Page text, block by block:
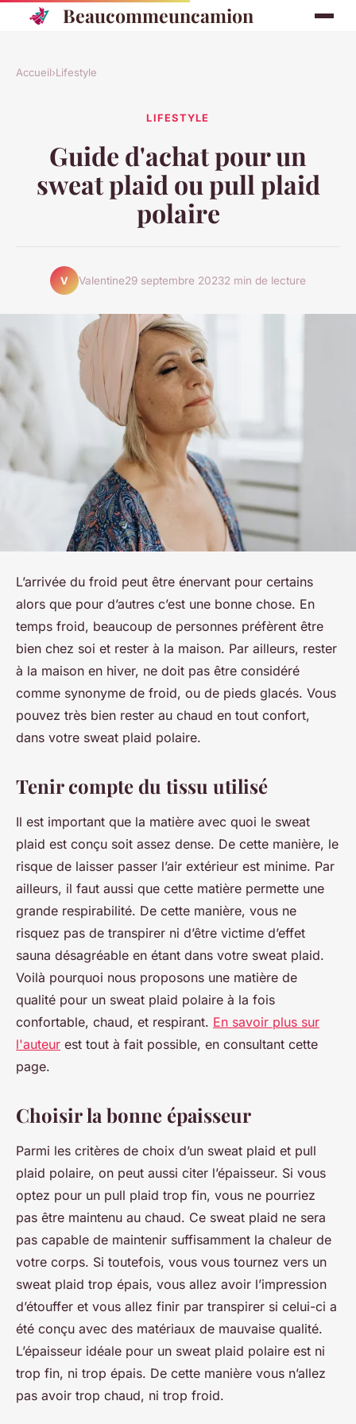
Beaucommeuncamion
Accueil›Lifestyle
LIFESTYLE
Guide d'achat pour un
sweat plaid ou pull plaid
polaire
V Valentine29 septembre 20232 min de lecture
L’arrivée du froid peut être énervant pour certains
alors que pour d’autres c’est une bonne chose. En
temps froid, beaucoup de personnes préfèrent être
bien chez soi et rester à la maison. Par ailleurs, rester
à la maison en hiver, ne doit pas être considéré
comme synonyme de froid, ou de pieds glacés. Vous
pouvez très bien rester au chaud en tout confort,
dans votre sweat plaid polaire.
Tenir compte du tissu utilisé
Il est important que la matière avec quoi le sweat
plaid est conçu soit assez dense. De cette manière, le
risque de laisser passer l’air extérieur est minime. Par
ailleurs, il faut aussi que cette matière permette une
grande respirabilité. De cette manière, vous ne
risquez pas de transpirer ni d’être victime d’effet
sauna désagréable en étant dans votre sweat plaid.
Voilà pourquoi nous proposons une matière de
qualité pour un sweat plaid polaire à la fois
confortable, chaud, et respirant. En savoir plus sur
l'auteur est tout à fait possible, en consultant cette
page.
Choisir la bonne épaisseur
Parmi les critères de choix d’un sweat plaid et pull
plaid polaire, on peut aussi citer l’épaisseur. Si vous
optez pour un pull plaid trop fin, vous ne pourriez
pas être maintenu au chaud. Ce sweat plaid ne sera
pas capable de maintenir suffisamment la chaleur de
votre corps. Si toutefois, vous vous tournez vers un
sweat plaid trop épais, vous allez avoir l’impression
d’étouffer et vous allez finir par transpirer si celui-ci a
été conçu avec des matériaux de mauvaise qualité.
L’épaisseur idéale pour un sweat plaid polaire est ni
trop fin, ni trop épais. De cette manière vous n’allez
pas avoir trop chaud, ni trop froid.